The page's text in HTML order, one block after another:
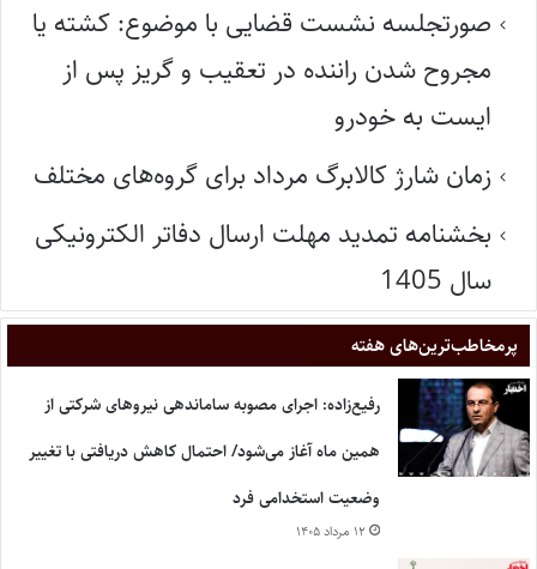
صورتجلسه نشست قضایی با موضوع: کشته یا
مجروح شدن راننده در تعقیب و گریز پس از
ایست به خودرو
زمان شارژ کالابرگ مرداد برای گروه‌های مختلف
بخشنامه تمدید مهلت ارسال دفاتر الکترونیکی
سال 1405
پر‌مخاطب‌ترین‌های هفته
رفیع‌زاده: اجرای مصوبه ساماندهی نیروهای شرکتی از
همین ماه آغاز می‌شود/ احتمال کاهش دریافتی با تغییر
وضعیت استخدامی فرد
۱۲ مرداد ۱۴۰۵